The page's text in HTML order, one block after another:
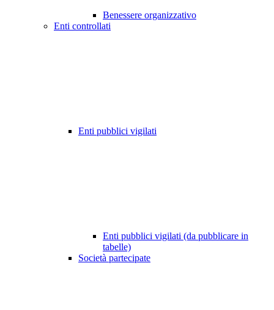
Benessere organizzativo
Enti controllati
Enti pubblici vigilati
Enti pubblici vigilati (da pubblicare in
tabelle)
Società partecipate